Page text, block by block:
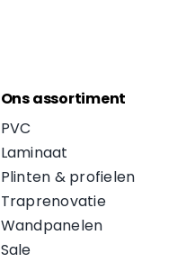
Ons assortiment
PVC
Laminaat
Plinten & profielen
Traprenovatie
Wandpanelen
Sale